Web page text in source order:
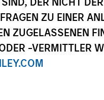
ZU EINER
ZUGELASSENEN
-VERMITTLER